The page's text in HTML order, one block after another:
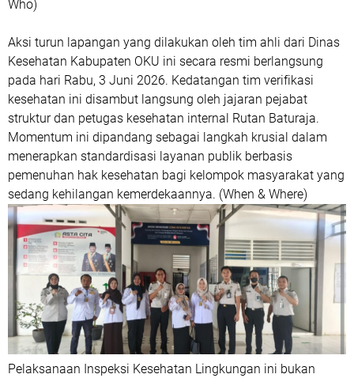
Who)
Aksi turun lapangan yang dilakukan oleh tim ahli dari Dinas
Kesehatan Kabupaten OKU ini secara resmi berlangsung
pada hari Rabu, 3 Juni 2026. Kedatangan tim verifikasi
kesehatan ini disambut langsung oleh jajaran pejabat
struktur dan petugas kesehatan internal Rutan Baturaja.
Momentum ini dipandang sebagai langkah krusial dalam
menerapkan standardisasi layanan publik berbasis
pemenuhan hak kesehatan bagi kelompok masyarakat yang
sedang kehilangan kemerdekaannya. (When & Where)
Pelaksanaan Inspeksi Kesehatan Lingkungan ini bukan